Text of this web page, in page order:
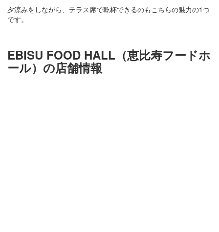
夕涼みをしながら、テラス席で乾杯できるのもこちらの魅力の1つ
です。
EBISU FOOD HALL（恵比寿フードホ
ール）の店舗情報